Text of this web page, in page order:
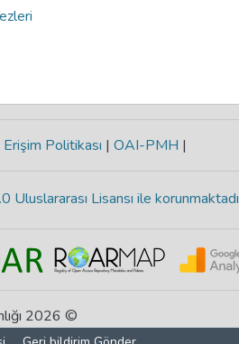
Erişim Politikası | OAI-PMH |
Lisansı ile
2026 ©